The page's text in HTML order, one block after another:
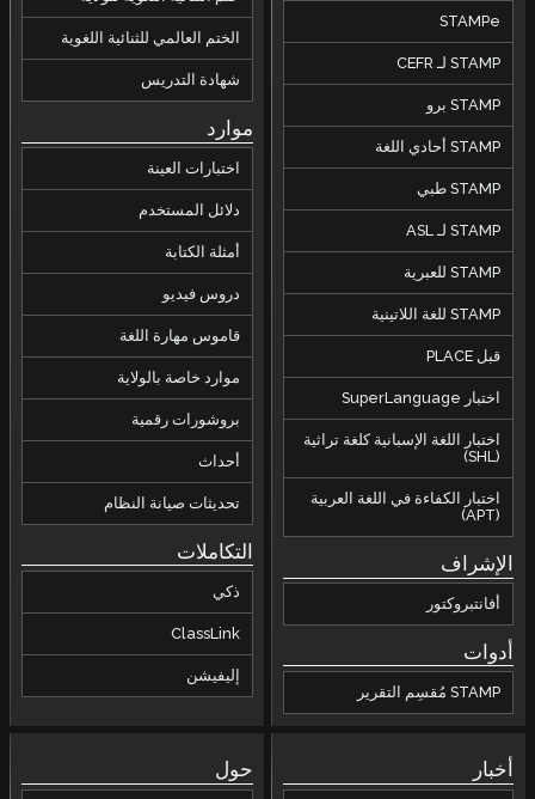
STAMPe
STAMP لـ CEFR
STAMP برو
STAMP أحادي اللغة
STAMP طبي
STAMP لـ ASL
STAMP للعبرية
STAMP للغة اللاتينية
قبل PLACE
اختبار SuperLanguage
اختبار اللغة الإسبانية كلغة تراثية
(SHL)
اختبار الكفاءة في اللغة العربية
(APT)
الإشراف
أفانتبروكتور
أدوات
STAMP مُقسِم التقرير
الختم العالمي للثنائية اللغوية
شهادة التدريس
موارد
اختبارات العينة
دلائل المستخدم
أمثلة الكتابة
دروس فيديو
قاموس مهارة اللغة
موارد خاصة بالولاية
بروشورات رقمية
أحداث
تحديثات صيانة النظام
التكاملات
ذكي
ClassLink
إليفيشن
أخبار حول